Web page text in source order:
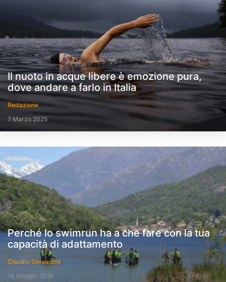
Il nuoto in acque libere è emozione pura,
dove andare a farlo in Italia
Redazione
7 Marzo 2025
Perché lo swimrun ha a che fare con la tua
capacità di adattamento
Claudio Gervasoni
18 Maggio 2019